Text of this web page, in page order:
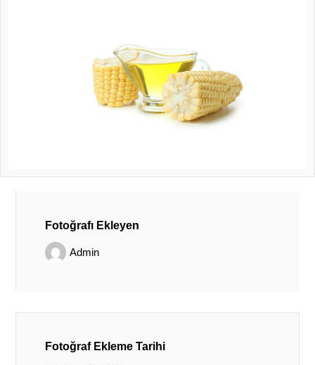
Fotoğrafı Ekleyen
Admin
Fotoğraf Ekleme Tarihi